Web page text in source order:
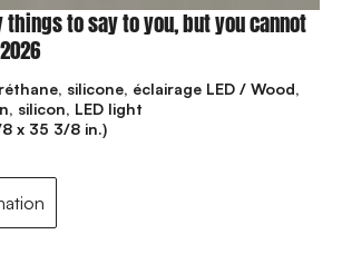
to say to you, but you cannot
silicone, éclairage LED / Wood,
silicon, LED light
x 35 3/8 in.)